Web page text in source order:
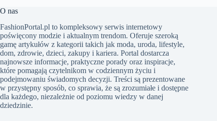
O nas
FashionPortal.pl to kompleksowy serwis internetowy
poświęcony modzie i aktualnym trendom. Oferuje szeroką
gamę artykułów z kategorii takich jak moda, uroda, lifestyle,
dom, zdrowie, dzieci, zakupy i kariera. Portal dostarcza
najnowsze informacje, praktyczne porady oraz inspiracje,
które pomagają czytelnikom w codziennym życiu i
podejmowaniu świadomych decyzji. Treści są prezentowane
w przystępny sposób, co sprawia, że są zrozumiałe i dostępne
dla każdego, niezależnie od poziomu wiedzy w danej
dziedzinie.